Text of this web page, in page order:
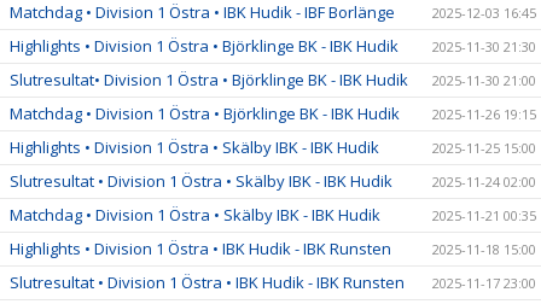
Matchdag • Division 1 Östra • IBK Hudik - IBF Borlänge 2025-12-03 16:45
Highlights • Division 1 Östra • Björklinge BK - IBK Hudik 2025-11-30 21:30
Slutresultat• Division 1 Östra • Björklinge BK - IBK Hudik 2025-11-30 21:00
Matchdag • Division 1 Östra • Björklinge BK - IBK Hudik 2025-11-26 19:15
Highlights • Division 1 Östra • Skälby IBK - IBK Hudik 2025-11-25 15:00
Slutresultat • Division 1 Östra • Skälby IBK - IBK Hudik 2025-11-24 02:00
Matchdag • Division 1 Östra • Skälby IBK - IBK Hudik 2025-11-21 00:35
Highlights • Division 1 Östra • IBK Hudik - IBK Runsten 2025-11-18 15:00
Slutresultat • Division 1 Östra • IBK Hudik - IBK Runsten 2025-11-17 23:00